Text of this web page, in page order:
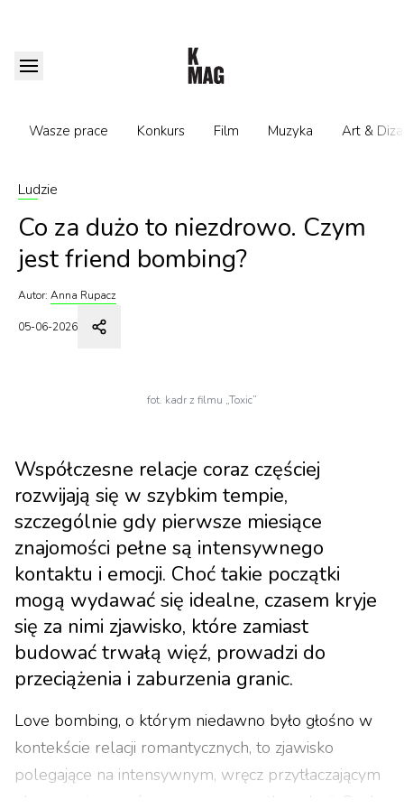
Wasze prace Konkurs Film Muzyka Art &
Ludzie
Co za dużo to niezdrowo. Czym
jest friend bombing?
Autor: Anna Rupacz
05-06-2026
fot. kadr z filmu „Toxic”
Współczesne relacje coraz częściej
rozwijają się w szybkim tempie,
szczególnie gdy pierwsze miesiące
znajomości pełne są intensywnego
kontaktu i emocji. Choć takie początki
mogą wydawać się idealne, czasem kryje
się za nimi zjawisko, które zamiast
budować trwałą więź, prowadzi do
przeciążenia i zaburzenia granic.
Love bombing, o którym niedawno było głośno w
kontekście relacji romantycznych, to zjawisko
polegające na intensywnym, wręcz przytłaczającym
okazywaniu uczuć na samym początku relacji. Osoba